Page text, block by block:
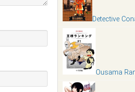
Detective
Ousama